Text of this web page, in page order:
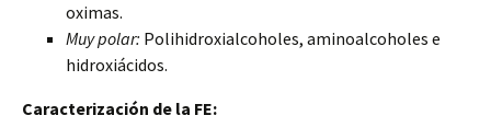
oximas.
Muy polar: Polihidroxialcoholes, aminoalcoholes e
hidroxiácidos.
Caracterización de la FE: